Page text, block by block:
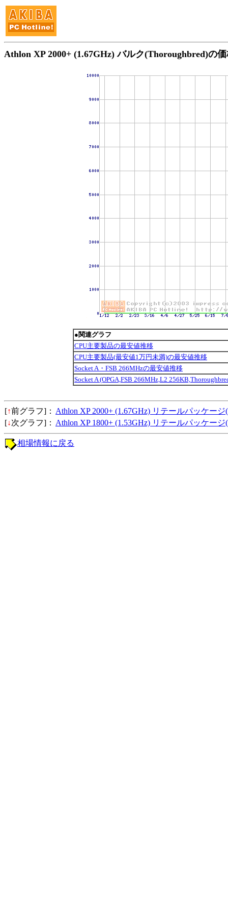
Athlon XP 2000+ (1.67GHz) バルク(Thoroughbred)の
●関連グラフ
CPU主要製品の最安値推移
CPU主要製品(最安値1万円未満)の最安値推移
Socket A・FSB 266MHzの最安値推移
Socket A (OPGA,FSB 266MHz,L2
[↑前グラフ]： Athlon XP 2000+ (1.67GHz) リテールパッケージ
[↓次グラフ]： Athlon XP 1800+ (1.53GHz) リテールパッケージ
相場情報に戻る